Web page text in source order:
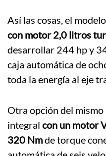
Así las cosas, el
con motor 2,0 litros
desarrollar 244 hp y
caja automática de
toda la energía al eje
Otra opción del
integral con un motor
320 Nmde torque